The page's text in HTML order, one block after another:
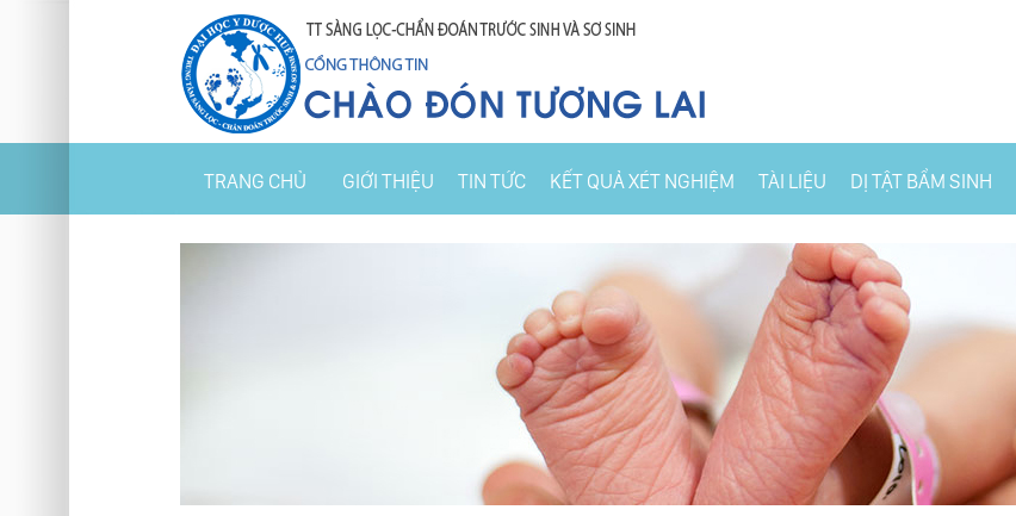
TRANG CHỦ GIỚI THIỆU TIN TỨC KẾT QUẢ XÉT NGHIỆM TÀI LIỆU DỊ TẬT BẨM SINH